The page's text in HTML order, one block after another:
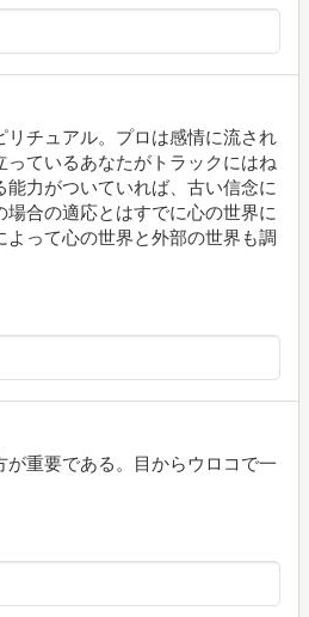
チュアル。プロは感情に流され
ているあなたがトラックにはね
力がついていれば、古い信念に
合の適応とはすでに心の世界に
って心の世界と外部の世界も調
重要である。目からウロコで一